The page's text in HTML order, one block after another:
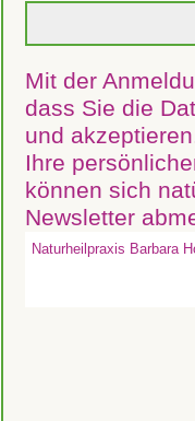
Mit der
dass Sie die
und
Ihre
können sich
Newsletter